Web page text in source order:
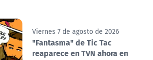
Viernes 7 de agosto de 2026
"Fantasma" de Tic Tac
reaparece en TVN ahora en